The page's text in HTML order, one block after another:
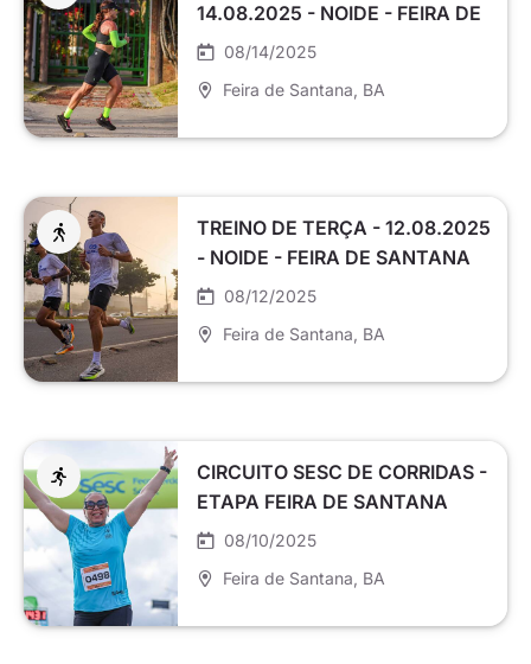
14.08.2025 - NOIDE - FEIRA DE
SANTANA
08/14/2025
Feira de Santana , BA
TREINO DE TERÇA - 12.08.2025
- NOIDE - FEIRA DE SANTANA
08/12/2025
Feira de Santana , BA
CIRCUITO SESC DE CORRIDAS -
ETAPA FEIRA DE SANTANA
08/10/2025
Feira de Santana , BA